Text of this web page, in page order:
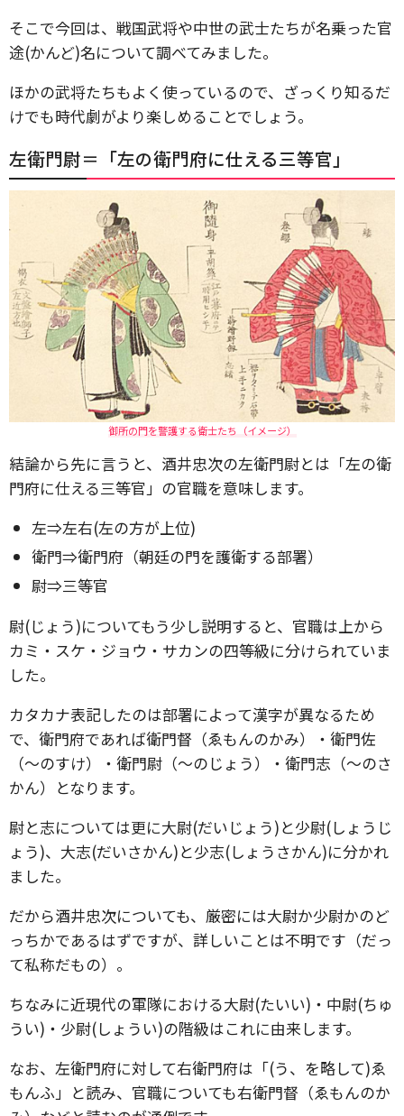
そこで今回は、戦国武将や中世の武士たちが名乗った官
途(かんど)名について調べてみました。
ほかの武将たちもよく使っているので、ざっくり知るだ
けでも時代劇がより楽しめることでしょう。
左衛門尉＝「左の衛門府に仕える三等官」
御所の門を警護する衛士たち（イメージ）
結論から先に言うと、酒井忠次の左衛門尉とは「左の衛
門府に仕える三等官」の官職を意味します。
左⇒左右(左の方が上位)
衛門⇒衛門府（朝廷の門を護衛する部署）
尉⇒三等官
尉(じょう)についてもう少し説明すると、官職は上から
カミ・スケ・ジョウ・サカンの四等級に分けられていま
した。
カタカナ表記したのは部署によって漢字が異なるため
で、衛門府であれば衛門督（ゑもんのかみ）・衛門佐
（～のすけ）・衛門尉（～のじょう）・衛門志（～のさ
かん）となります。
尉と志については更に大尉(だいじょう)と少尉(しょうじ
ょう)、大志(だいさかん)と少志(しょうさかん)に分かれ
ました。
だから酒井忠次についても、厳密には大尉か少尉かのど
っちかであるはずですが、詳しいことは不明です（だっ
て私称だもの）。
ちなみに近現代の軍隊における大尉(たいい)・中尉(ちゅ
うい)・少尉(しょうい)の階級はこれに由来します。
なお、左衛門府に対して右衛門府は「(う、を略して)ゑ
もんふ」と読み、官職についても右衛門督（ゑもんのか